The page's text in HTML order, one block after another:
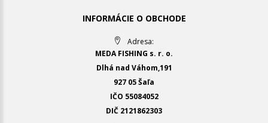
INFORMÁCIE O OBCHODE
Adresa:
MEDA FISHING s. r. o.
Dlhá nad Váhom,191
927 05 Šaľa
IČO 55084052
DIČ 2121862303